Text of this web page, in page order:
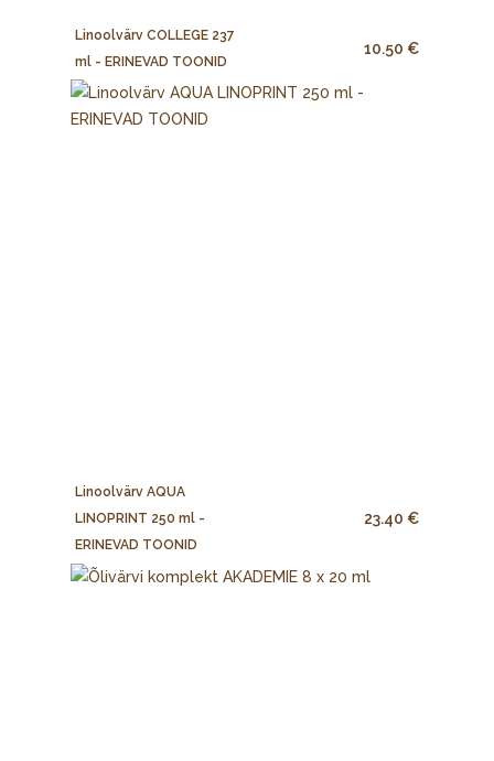
Linoolvärv COLLEGE 237
ml - ERINEVAD TOONID
10.50 €
Linoolvärv AQUA
LINOPRINT 250 ml -
ERINEVAD TOONID
23.40 €